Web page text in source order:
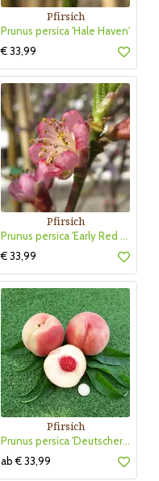
Pfirsich
Prunus persica 'Hale Haven'
€ 33,99
Pfirsich
Prunus persica 'Early Red Haven'
€ 33,99
Pfirsich
Prunus persica 'Deutscher Riesenpfirsich'
ab € 33,99